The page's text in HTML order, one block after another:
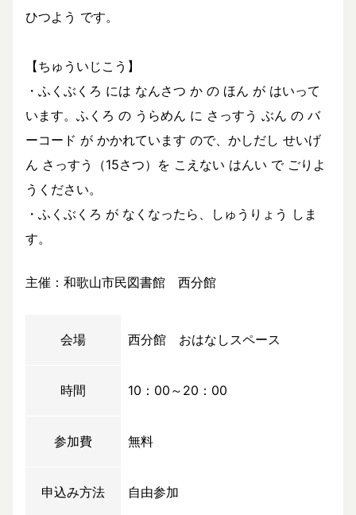
ひつよう です。
【ちゅういじこう】
・ふくぶくろ には なんさつ か の ほん が はいって
います。ふくろ の うらめん に さっすう ぶん の バ
ーコード が かかれています ので、かしだし せいげ
ん さっすう（15さつ）を こえない はんい で ごりよ
うください。
・ふくぶくろ が なくなったら、しゅうりょう しま
す。
主催：和歌山市民図書館 西分館
会場 西分館 おはなしスペース
時間 10：00～20：00
参加費 無料
申込み方法 自由参加